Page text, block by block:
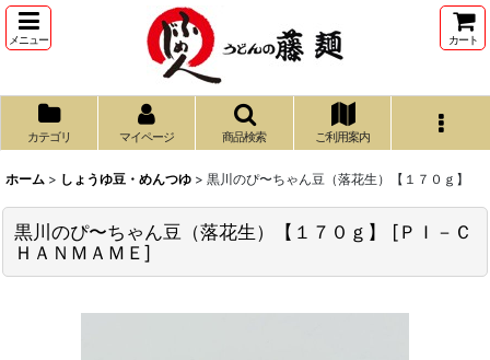
メニュー カート
カテゴリ マイページ 商品検索 ご利用案内
ホーム > しょうゆ豆・めんつゆ > 黒川のぴ〜ちゃん豆（落花生）【１７０ｇ】
黒川のぴ〜ちゃん豆（落花生）【１７０ｇ】 [ＰＩ－Ｃ
ＨＡＮＭＡＭＥ ]